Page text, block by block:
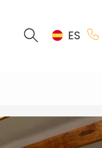
ES